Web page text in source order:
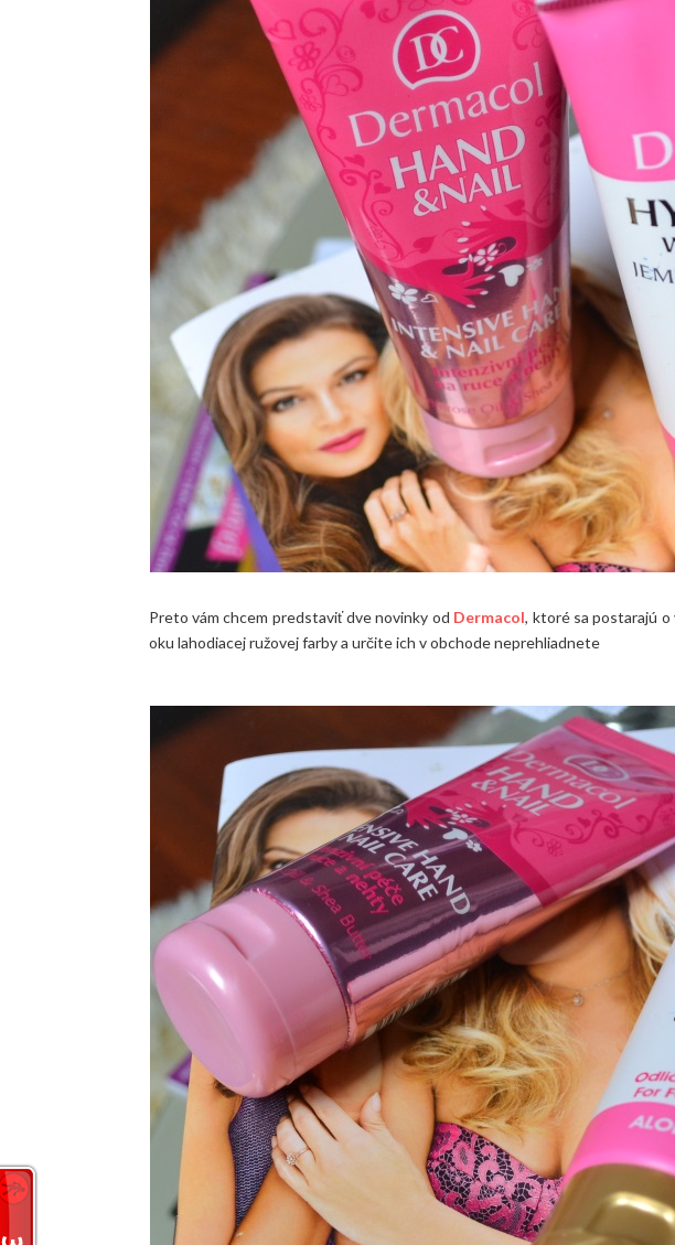
Preto vám chcem predstaviť dve novinky od Dermacol, ktoré sa postarajú o
oku lahodiacej ružovej farby a určite ich v obchode neprehliadnete